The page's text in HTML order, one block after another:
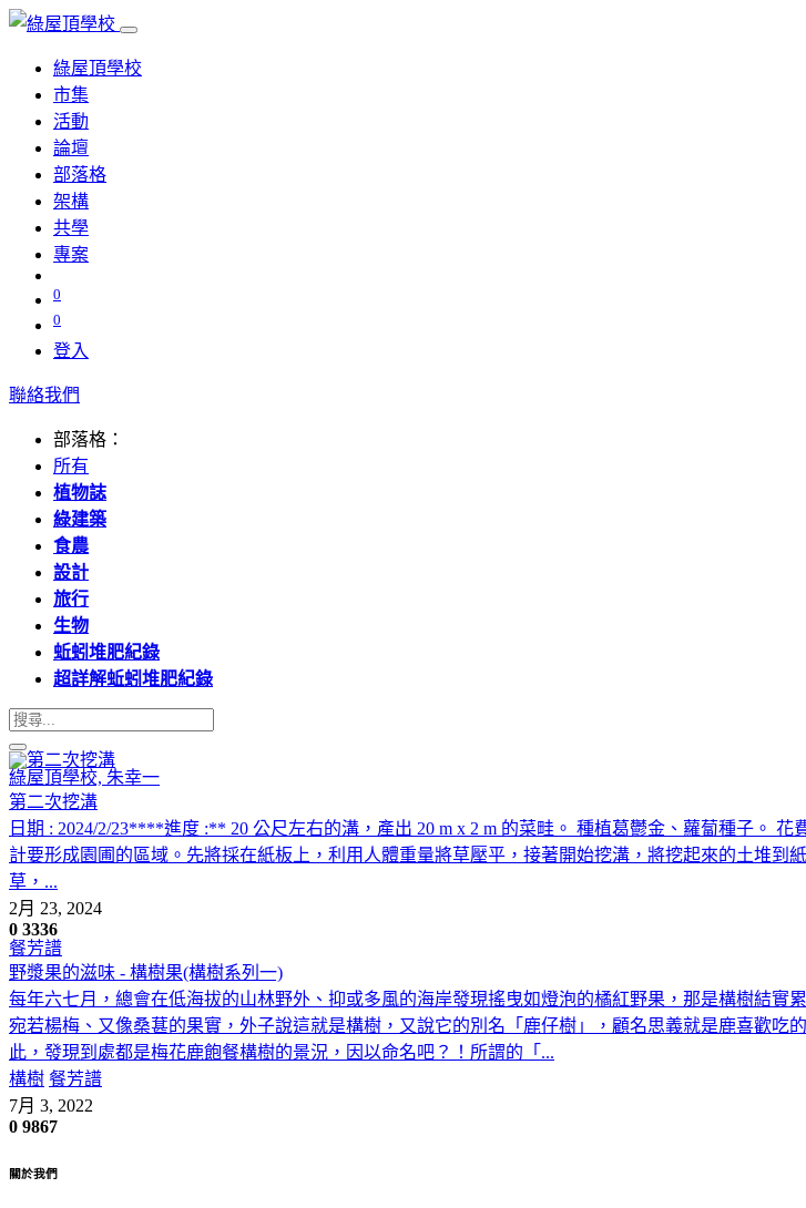
綠屋頂學校
市集
活動
論壇
部落格
架構
共學
專案
0
0
登入
聯絡我們
部落格：
所有
植物誌
綠建築
食農
設計
旅行
生物
蚯蚓堆肥紀錄
超詳解蚯蚓堆肥紀錄
綠屋頂學校, 朱幸一
第二次挖溝
日期 : 2024/2/23****進度 :** 20 公尺左右的溝，產出 20 m x 2 m 的菜畦。 種植葛鬱金、蘿蔔種子。
計要形成園圃的區域。先將採在紙板上，利用人體重量將草壓平，接著開始挖溝，將挖起來的土堆
草，...
2月 23, 2024
0 3336
餐芳譜
野漿果的滋味 - 構樹果(構樹系列一)
每年六七月，總會在低海拔的山林野外、抑或多風的海岸發現搖曳如燈泡的橘紅野果，那是構樹結
宛若楊梅、又像桑葚的果實，外子說這就是構樹，又說它的別名「鹿仔樹」，顧名思義就是鹿喜歡
此，發現到處都是梅花鹿飽餐構樹的景況，因以命名吧？！所謂的「...
構樹 餐芳譜
7月 3, 2022
0 9867
關於我們